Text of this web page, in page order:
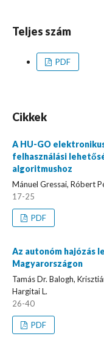
Teljes szám
PDF
Cikkek
A HU-GO
felhasználási
algoritmushoz
Mánuel Gressai, Róbert
17-25
PDF
Az autonóm hajózás
Magyarországon
Tamás Dr. Balogh,
Hargitai L.
26-40
PDF